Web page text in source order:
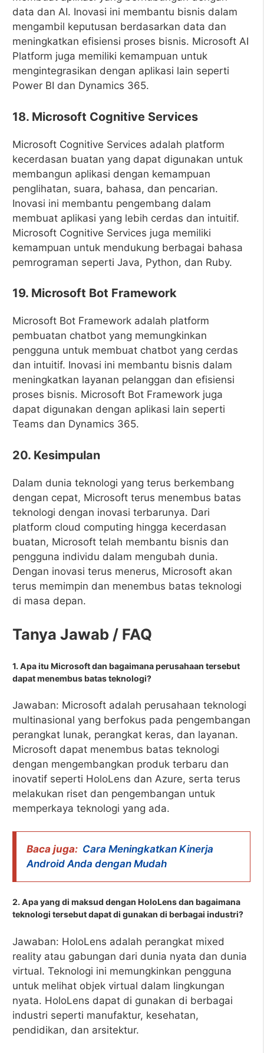
data dan AI. Inovasi ini membantu bisnis dalam
mengambil keputusan berdasarkan data dan
meningkatkan efisiensi proses bisnis. Microsoft AI
Platform juga memiliki kemampuan untuk
mengintegrasikan dengan aplikasi lain seperti
Power BI dan Dynamics 365.
18. Microsoft Cognitive Services
Microsoft Cognitive Services adalah platform
kecerdasan buatan yang dapat digunakan untuk
membangun aplikasi dengan kemampuan
penglihatan, suara, bahasa, dan pencarian.
Inovasi ini membantu pengembang dalam
membuat aplikasi yang lebih cerdas dan intuitif.
Microsoft Cognitive Services juga memiliki
kemampuan untuk mendukung berbagai bahasa
pemrograman seperti Java, Python, dan Ruby.
19. Microsoft Bot Framework
Microsoft Bot Framework adalah platform
pembuatan chatbot yang memungkinkan
pengguna untuk membuat chatbot yang cerdas
dan intuitif. Inovasi ini membantu bisnis dalam
meningkatkan layanan pelanggan dan efisiensi
proses bisnis. Microsoft Bot Framework juga
dapat digunakan dengan aplikasi lain seperti
Teams dan Dynamics 365.
20. Kesimpulan
Dalam dunia teknologi yang terus berkembang
dengan cepat, Microsoft terus menembus batas
teknologi dengan inovasi terbarunya. Dari
platform cloud computing hingga kecerdasan
buatan, Microsoft telah membantu bisnis dan
pengguna individu dalam mengubah dunia.
Dengan inovasi terus menerus, Microsoft akan
terus memimpin dan menembus batas teknologi
di masa depan.
Tanya Jawab / FAQ
1. Apa itu Microsoft dan bagaimana perusahaan tersebut
dapat menembus batas teknologi?
Jawaban: Microsoft adalah perusahaan teknologi
multinasional yang berfokus pada pengembangan
perangkat lunak, perangkat keras, dan layanan.
Microsoft dapat menembus batas teknologi
dengan mengembangkan produk terbaru dan
inovatif seperti HoloLens dan Azure, serta terus
melakukan riset dan pengembangan untuk
memperkaya teknologi yang ada.
Baca juga: Cara Meningkatkan Kinerja
Android Anda dengan Mudah
2. Apa yang di maksud dengan HoloLens dan bagaimana
teknologi tersebut dapat di gunakan di berbagai industri?
Jawaban: HoloLens adalah perangkat mixed
reality atau gabungan dari dunia nyata dan dunia
virtual. Teknologi ini memungkinkan pengguna
untuk melihat objek virtual dalam lingkungan
nyata. HoloLens dapat di gunakan di berbagai
industri seperti manufaktur, kesehatan,
pendidikan, dan arsitektur.